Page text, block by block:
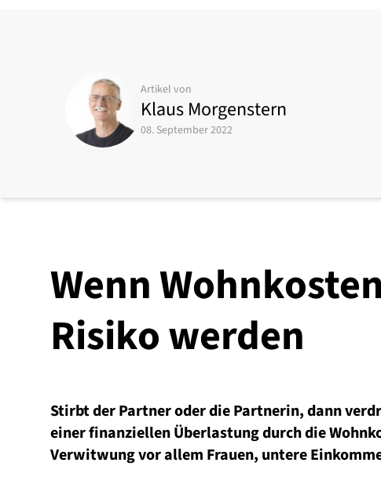
Artikel von
Klaus Morgenstern
08. September 2022
Wenn
Risiko werden
Stirbt der Partner oder die Partnerin, dann
einer finanziellen Überlastung durch die
Verwitwung vor allem Frauen, untere